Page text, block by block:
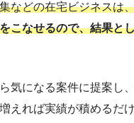
などの在宅ビジネスは
こなせるので、結果と
気になる案件に提案し
えれば実績が積めるだ